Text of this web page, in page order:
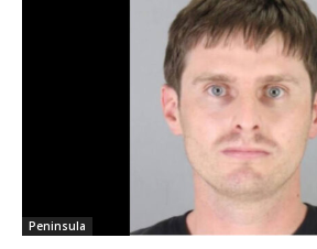
Peninsula